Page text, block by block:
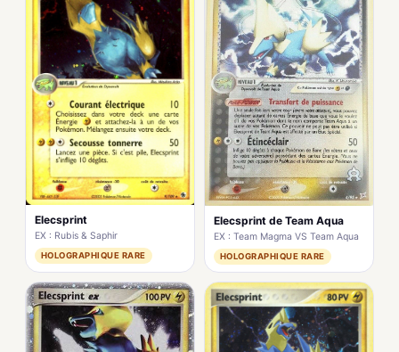
Elecsprint
EX : Rubis & Saphir
HOLOGRAPHIQUE RARE
Elecsprint de Team Aqua
EX : Team Magma VS Team Aqua
HOLOGRAPHIQUE RARE